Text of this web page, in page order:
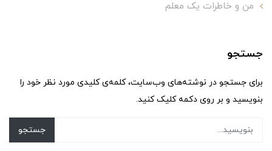
من و خاطرات یک معلم
جستجو
برای جستجو در نوشته‌های وب‌سایت، کلمه‌ی کلیدی مورد نظر خود را
بنویسید و بر روی دکمه کلیک کنید.
جستجو